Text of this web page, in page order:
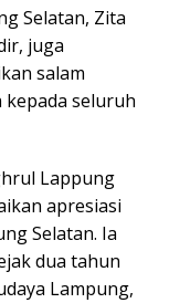
Selatan, Zita
juga
salam
seluruh
Lappung
apresiasi
Selatan. Ia
dua tahun
Lampung,